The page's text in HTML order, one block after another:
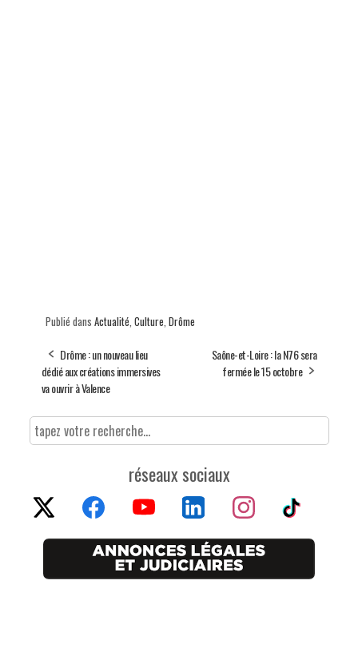
Publié dans Actualité Culture Drôme
Drôme : un nouveau lieu
dédié aux créations immersives
va ouvrir à Valence
Saône-et-Loire : la N76 sera
fermée le 15 octobre
réseaux sociaux